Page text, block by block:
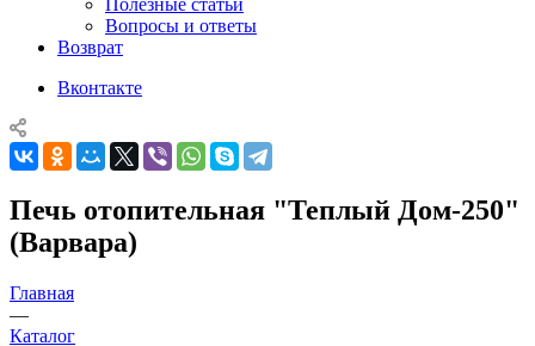
Полезные статьи
Вопросы и ответы
Возврат
Вконтакте
Печь отопительная "Теплый Дом-250"
(Варвара)
Главная
—
Каталог